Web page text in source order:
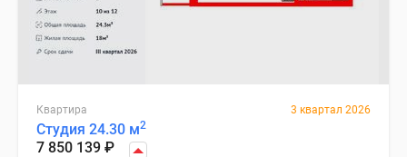
Квартира 3 квартал 2026
Студия 24.30 м2
7 850 139 ₽